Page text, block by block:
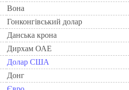
Вона
Гонконгівський долар
Данська крона
Дирхам ОАЕ
Долар США
Донг